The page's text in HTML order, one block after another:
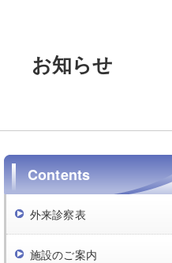
お知らせ
Contents
外来診察表
施設のご案内